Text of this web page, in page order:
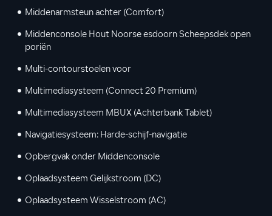
Middenarmsteun achter (Comfort)
Middenconsole Hout Noorse esdoorn Scheepsdek open
poriën
Multi-contourstoelen voor
Multimediasysteem (Connect 20 Premium)
Multimediasysteem MBUX (Achterbank Tablet)
Navigatiesysteem: Harde-schijf-navigatie
Opbergvak onder Middenconsole
Oplaadsysteem Gelijkstroom (DC)
Oplaadsysteem Wisselstroom (AC)